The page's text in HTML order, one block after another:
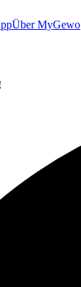
Über MyGewo